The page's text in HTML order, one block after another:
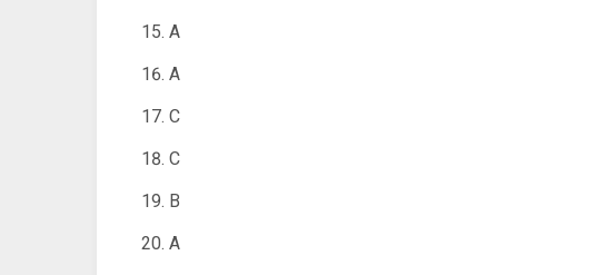
A
A
C
C
B
A